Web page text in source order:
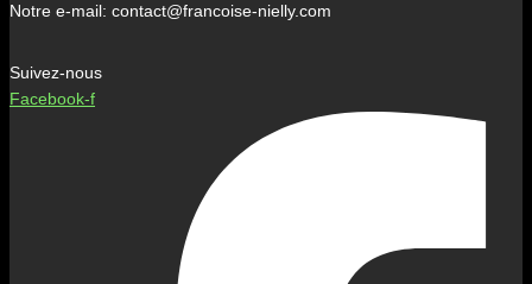
Notre e-mail: contact@francoise-nielly.com
Suivez-nous
Facebook-f